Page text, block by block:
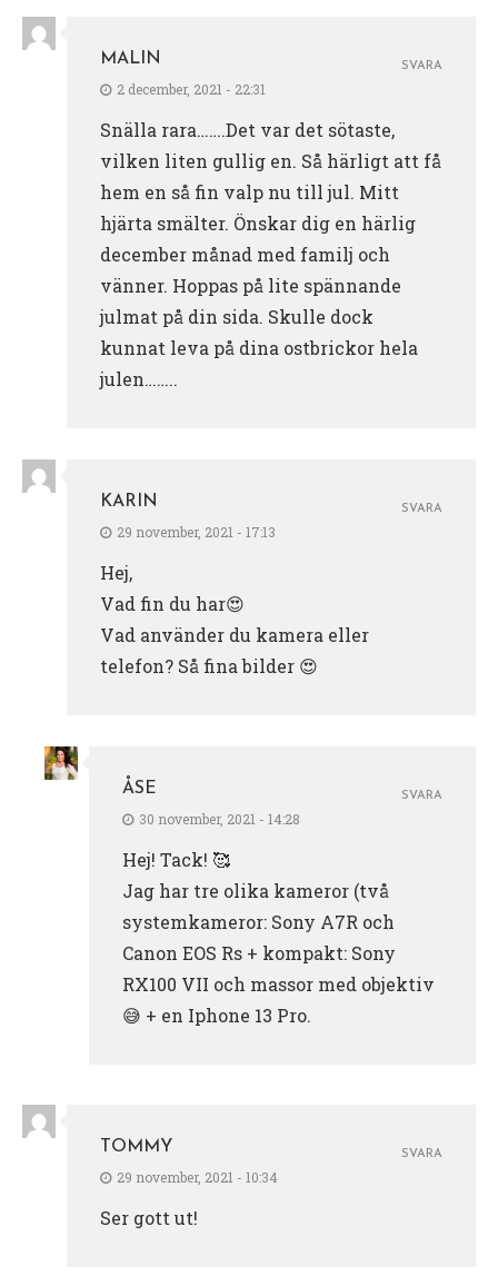
MALIN
2 december, 2021 - 22:31
Snälla rara…….Det var det sötaste,
vilken liten gullig en. Så härligt att få
hem en så fin valp nu till jul. Mitt
hjärta smälter. Önskar dig en härlig
december månad med familj och
vänner. Hoppas på lite spännande
julmat på din sida. Skulle dock
kunnat leva på dina ostbrickor hela
julen……..
SVARA
KARIN
29 november, 2021 - 17:13
Hej,
Vad fin du har😍
Vad använder du kamera eller
telefon? Så fina bilder 😍
SVARA
ÅSE
30 november, 2021 - 14:28
Hej! Tack! 🥰
Jag har tre olika kameror (två
systemkameror: Sony A7R och
Canon EOS Rs + kompakt: Sony
RX100 VII och massor med objektiv
😅 + en Iphone 13 Pro.
SVARA
TOMMY
29 november, 2021 - 10:34
Ser gott ut!
SVARA